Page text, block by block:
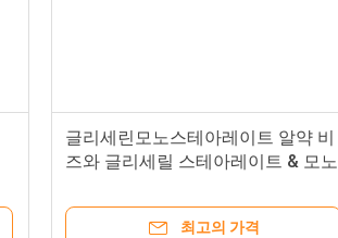
글리세린모노스테아레이트 알약 비
즈와 글리세릴 스테아레이트 & 모노
최고의 가격